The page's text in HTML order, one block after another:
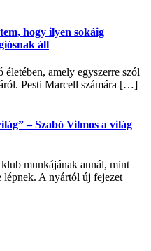
hogy ilyen sokáig
áll
amely egyszerre szól
Pesti Marcell számára […]
– Szabó Vilmos a világ
munkájának annál, mint
lépnek. A nyártól új fejezet